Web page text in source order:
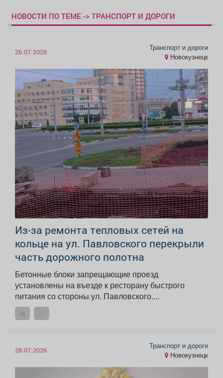
НОВОСТИ ПО ТЕМЕ -> ТРАНСПОРТ И ДОРОГИ
26.07.2026
Транспорт и дороги
Новокузнецк
Из-за ремонта тепловых сетей на
кольце на ул. Павловского перекрыли
часть дорожного полотна
Бетонные блоки запрещающие проезд
установлены на въезде к ресторану быстрого
питания со стороны ул. Павловского....
28.07.2026
Транспорт и дороги
Новокузнецк